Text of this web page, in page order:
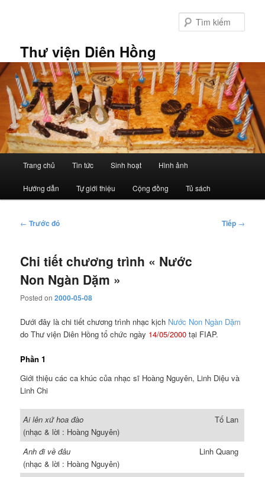
Thư viện Diên Hồng
kiếm
Trang chủ Tin tức Sinh hoạt Hình ảnh
Hướng dẫn Tự giới thiệu Cộng đồng Tủ sách
Điều
viết
← Trước đó Tiếp →
Chi tiết chương trình « Nước
Non Ngàn Dặm »
Posted on2000-05-08
Dưới đây là chi tiết chương trình nhạc kịch Nước Non Ngàn Dặm
do Thư viện Diên Hồng tổ chức ngày 14/05/2000 tại FIAP.
Phần 1
Giới thiệu các ca khúc của nhạc sĩ Hoàng Nguyên, Linh Diệu và
Linh Chi
Ai lên xứ hoa đào
(nhạc & lời : Hoàng Nguyên)
Tố Lan
Anh đi về đâu
(nhạc & lời : Hoàng Nguyên)
Linh Quang